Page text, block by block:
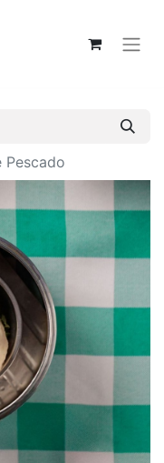
Pescado